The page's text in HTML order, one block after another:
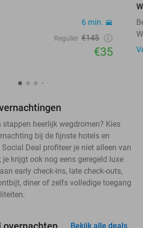
6 min.
Regulier €145
€35
stappen heerlijk wegdromen? Kies
bij de fijnste hotels en
Deal profiteer je niet alleen van
krijgt ook nog eens geregeld luxe
early check-ins, late check-outs,
diner of zelfs volledige toegang
Bekijk alle deals